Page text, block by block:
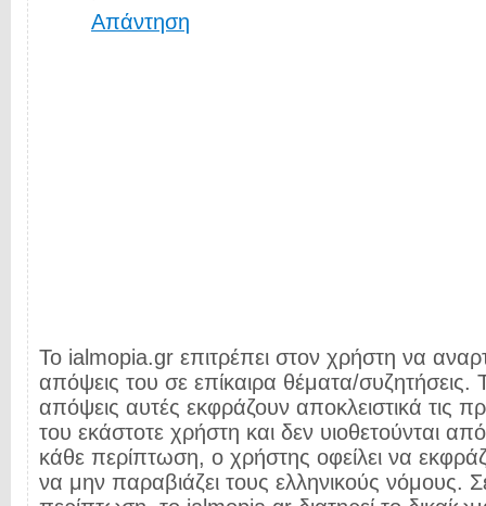
Απάντηση
Το ialmopia.gr επιτρέπει στον χρήστη να
απόψεις του σε επίκαιρα θέματα/συζητήσεις.
απόψεις αυτές εκφράζουν αποκλειστικά τις
του εκάστοτε χρήστη και δεν υιοθετούνται
κάθε περίπτωση, ο χρήστης οφείλει να
να μην παραβιάζει τους ελληνικούς νόμους.